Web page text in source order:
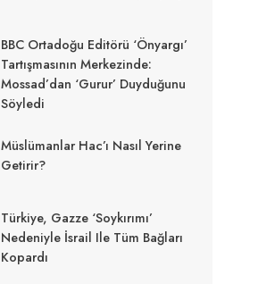
BBC Ortadoğu Editörü ‘önyargı’
Tartışmasının Merkezinde:
Mossad’dan ‘gurur’ Duyduğunu
Söyledi
Müslümanlar Hac’ı Nasıl Yerine
Getirir?
Türkiye, Gazze ‘soykırımı’
Nedeniyle İsrail Ile Tüm Bağları
Kopardı